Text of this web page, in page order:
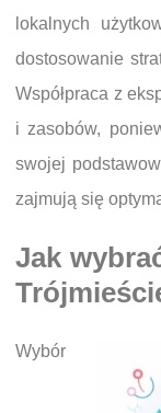
lokalnych
dostosowanie
Współpraca z
i zasobów,
swojej
zajmują się
Jak
Wybór